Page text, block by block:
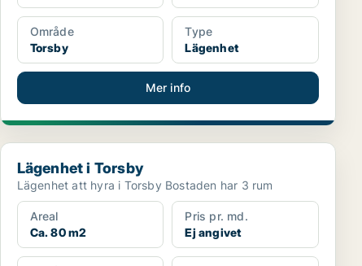
Område
Torsby
Type
Lägenhet
Mer info
Lägenhet i Torsby
Lägenhet i Torsby
Lägenhet att hyra i Torsby Bostaden har 3 rum
Areal
Ca. 80 m2
Pris pr. md.
Ej angivet